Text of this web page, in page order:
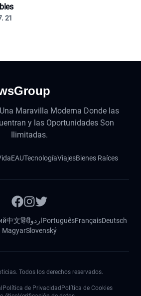
21
Maravilla Moderna Donde las
y las Oportunidades Son
Ilimitadas.
EAUTecnologíaViajesBienes Raíces
中文हिंदीاردوPortuguêsFrançaisDeutsch
MagyarSlovenský
Todos los derechos reservados.
Política de Privacidad Política de Cookies